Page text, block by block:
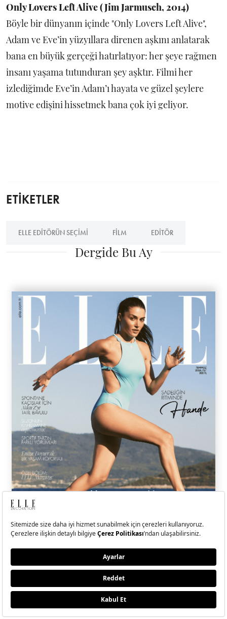
Only Lovers Left Alive (Jim Jarmusch, 2014)
Böyle bir dünyanın içinde "Only Lovers Left Alive",
Adam ve Eve’in yüzyıllara direnen aşkını anlatarak
bana en büyük gerçeği hatırlatıyor: her şeye rağmen
insanı yaşama tutunduran şey aşktır. Filmi her
izlediğimde Eve’in Adam’ı hayata ve güzel şeylere
motive edişini hissetmek bana çok iyi geliyor.
ETİKETLER
ELLE EDITÖRÜN SEÇIMI FILM EDITÖR
Dergide Bu Ay
ELLE Temmuz-Ağustos
2026 Sayısı Çıktı!